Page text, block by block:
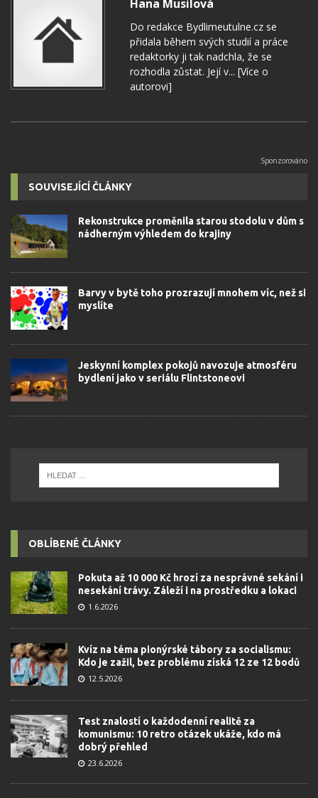
Hana Musilová
Do redakce Bydlimeutulne.cz se
přidala během svých studií a práce
redaktorky ji tak nadchla, že se
rozhodla zůstat. Její v... [Více o
autorovi]
SOUVISEJÍCÍ ČLÁNKY
Rekonstrukce proměnila starou stodolu v dům s
nádherným výhledem do krajiny
Barvy v bytě toho prozrazují mnohem víc, než si
myslíte
Jeskynní komplex pokojů navozuje atmosféru
bydlení jako v seriálu Flintstoneovi
OBLÍBENÉ ČLÁNKY
Pokuta až 10 000 Kč hrozí za nesprávné sekání i
nesekání trávy. Záleží i na prostředku a lokaci
1.6.2026
Kvíz na téma pionýrské tábory za socialismu:
Kdo je zažil, bez problému získá 12 ze 12 bodů
12.5.2026
Test znalostí o každodenní realitě za
komunismu: 10 retro otázek ukáže, kdo má
dobrý přehled
23.6.2026